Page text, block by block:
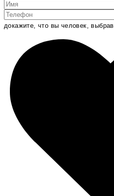
докажите, что вы человек, выбрав